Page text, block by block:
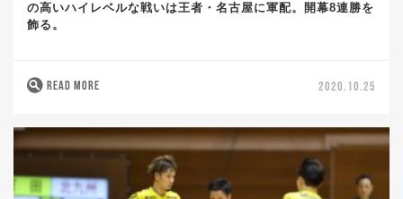
の高いハイレベルな戦いは王者・名古屋に軍配。開幕8連勝を
飾る。
READ MORE 2020.10.25